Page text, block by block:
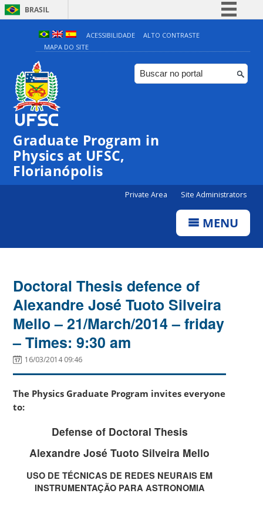
BRASIL
Simplifique!
Comunica BR
Participe
ACESSIBILIDADE
ALTO CONTRASTE
MAPA DO SITE
Graduate Program in
Physics at UFSC,
Florianópolis
Private Area Site Administrators
MENU
Doctoral Thesis defence of
Alexandre José Tuoto Silveira
Mello – 21/March/2014 – friday
– Times: 9:30 am
16/03/2014 09:46
The Physics Graduate Program invites everyone
to:
Defense of Doctoral Thesis
Alexandre José Tuoto Silveira Mello
USO DE TÉCNICAS DE REDES NEURAIS EM
INSTRUMENTAÇÃO PARA ASTRONOMIA